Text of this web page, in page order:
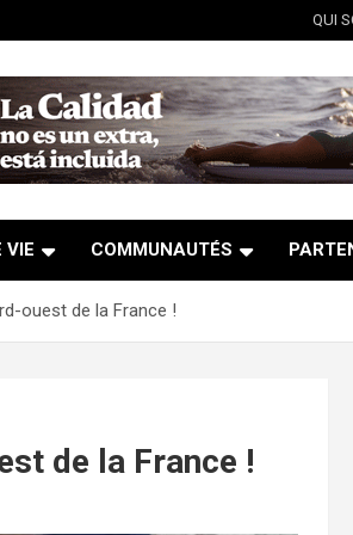
QUI
VIE COMMUNAUTÉS
ouest de la France !
de la France !